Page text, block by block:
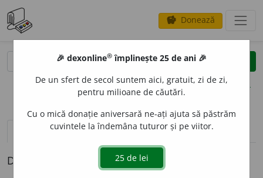
savings Donează
clear
opțiuni
definiții (1)
Definiția cu ID-ul 71461:
🎉 dexonline® împlinește 25 de ani 🎉
De un sfert de secol suntem aici, gratuit, zi de zi,
pentru milioane de căutări.
Cu o mică donație aniversară ne-ați ajuta să păstrăm
cuvintele la îndemâna tuturor și pe viitor.